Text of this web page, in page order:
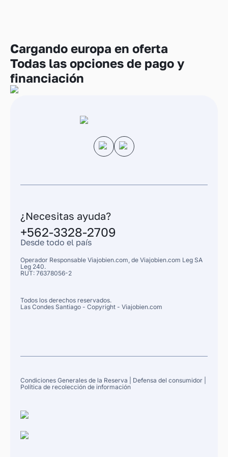
Cargando europa en oferta
Todas las opciones de pago y
financiación
¿Necesitas ayuda?
+562-3328-2709
Desde todo el país
Operador Responsable Viajobien.com, de Viajobien.com Leg SA
Leg 240.
RUT: 76378056-2
Todos los derechos reservados.
Las Condes Santiago - Copyright - Viajobien.com
Condiciones Generales de la Reserva Defensa del consumidor
Política de recolección de información